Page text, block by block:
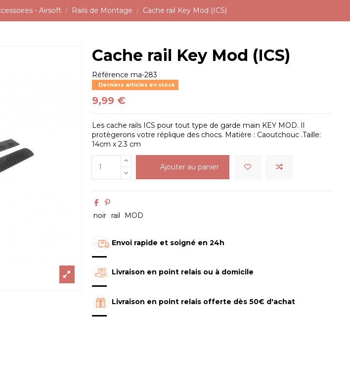
- Airsoft Rails de Montage Cache rail Key Mod (ICS)
Cache rail Key Mod (ICS)
Référence ma-283
Derniers articles en stock
9,99 €
Les cache rails ICS pour tout type de garde main KEY MOD. Il
protègerons votre réplique des chocs. Matière : Caoutchouc .Taille:
14cm x 2.3 cm
Ajouter au panier
noir rail MOD
Envoi rapide et soigné en 24h
Livraison en point relais ou à domicile
Livraison en point relais offerte dès 50€ d'achat